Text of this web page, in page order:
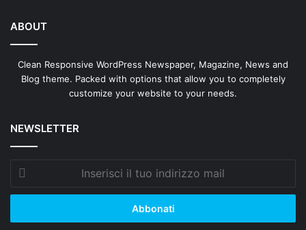
ABOUT
Clean Responsive WordPress Newspaper, Magazine, News and
Blog theme. Packed with options that allow you to completely
customize your website to your needs.
NEWSLETTER
Inserisci
tuo
mail